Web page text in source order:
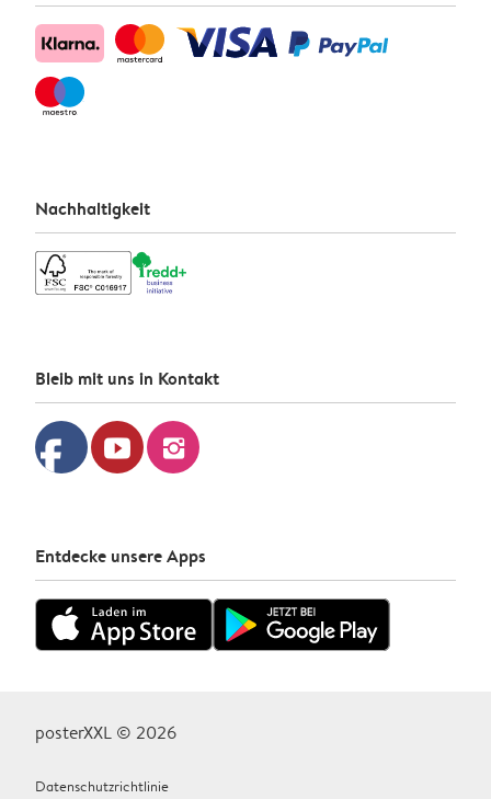
Nachhaltigkeit
Bleib mit uns in Kontakt
facebook youtube instagram
Entdecke unsere Apps
posterXXL © 2026
Datenschutzrichtlinie